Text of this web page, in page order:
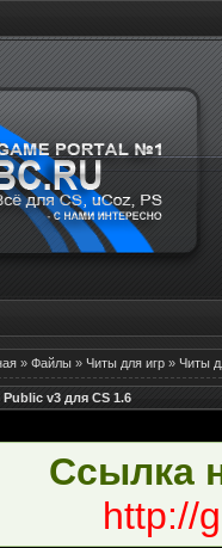
» Файлы » Читы для игр » Читы
Public v3 для CS 1.6
Ссылка
http://